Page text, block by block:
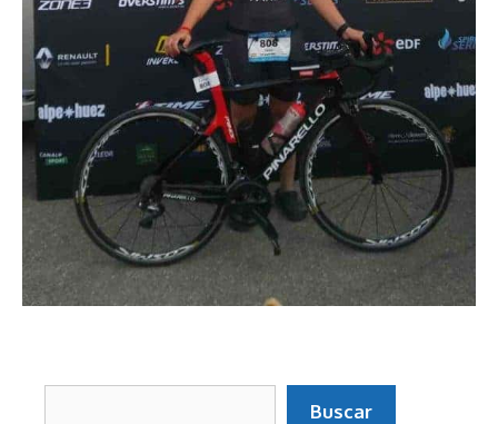
Buscar